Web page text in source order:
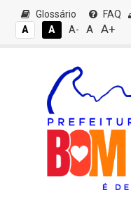
Glossário FAQ
A
A A- A A+